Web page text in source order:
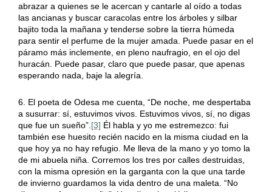
abrazar a quienes se le acercan y cantarle al oído a todas
las ancianas y buscar caracolas entre los árboles y silbar
bajito toda la mañana y tenderse sobre la tierra húmeda
para sentir el perfume de la mujer amada. Puede pasar en el
páramo más inclemente, en pleno naufragio, en el ojo del
huracán. Puede pasar, claro que puede pasar, que apenas
esperando nada, baje la alegría.
6. El poeta de Odesa me cuenta, “De noche, me despertaba
a susurrar: sí, estuvimos vivos. Estuvimos vivos, sí, no digas
que fue un sueño”. [3] Él habla y yo me estremezco: fui
también ese huesito recién nacido en la misma ciudad en la
que hoy ya no hay refugio. Me lleva de la mano y yo tomo la
de mi abuela niña. Corremos los tres por calles destruidas,
con la misma opresión en la garganta con la que una tarde
de invierno guardamos la vida dentro de una maleta. “No